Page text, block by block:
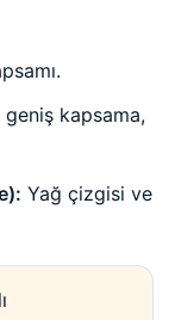
geniş kapsama,
Yağ çizgisi ve